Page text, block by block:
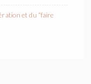
et du “faire